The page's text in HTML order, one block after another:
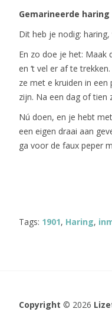
Gemarineerde haring
Dit heb je nodig:
En zo doe je het: Maak
en ‘t vel er af te
ze met e kruiden in
zijn. Na een dag of tien
Nú doen, en je hebt
een eigen draai aan
ga voor de faux peper
Tags: 1901, Haring,
Copyright © 2026